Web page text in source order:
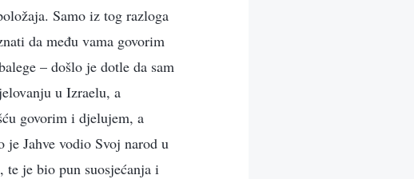
Samo iz tog razloga
da među vama govorim
– došlo je dotle da sam
u Izraelu, a
govorim i djelujem, a
Jahve vodio Svoj narod u
te je bio pun suosjećanja i